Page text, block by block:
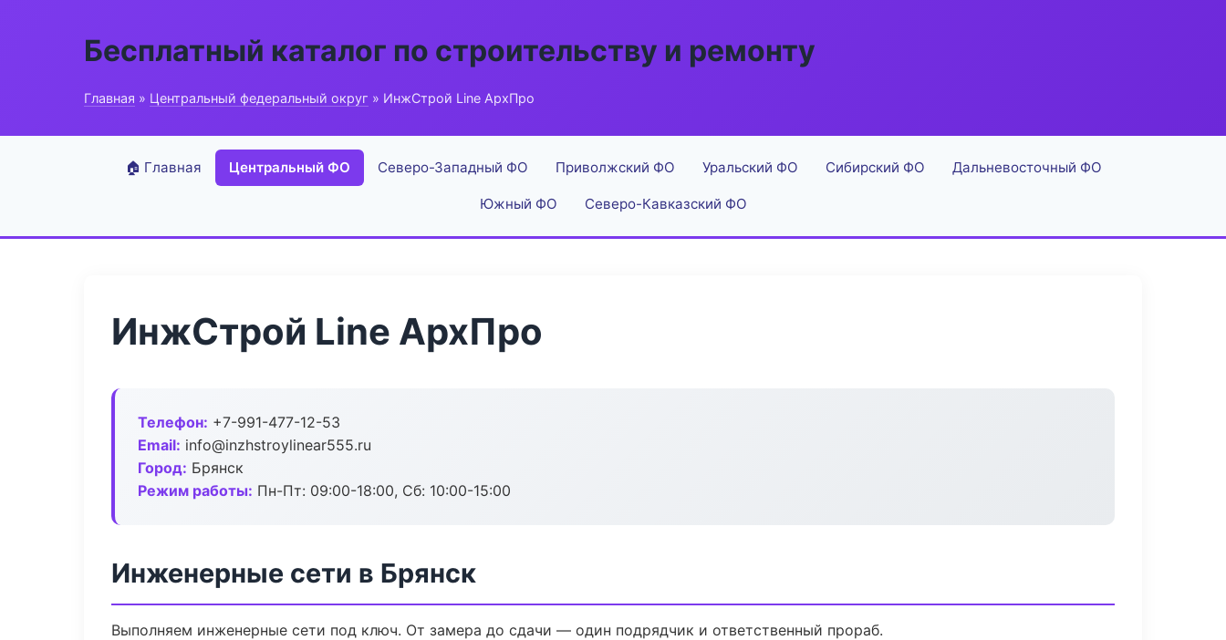
Бесплатный каталог по строительству и ремонту
Главная » Центральный федеральный округ » ИнжСтрой Line АрхПро
🏠 Главная Центральный ФО Северо-Западный ФО Приволжский ФО Уральский ФО Сибирский ФО Дальневосточный ФО
Южный ФО Северо-Кавказский ФО
ИнжСтрой Line АрхПро
Телефон: +7-991-477-12-53
Email: info@inzhstroylinear555.ru
Город: Брянск
Режим работы: Пн-Пт: 09:00-18:00, Сб: 10:00-15:00
Инженерные сети в Брянск
Выполняем инженерные сети под ключ. От замера до сдачи — один подрядчик и ответственный прораб.